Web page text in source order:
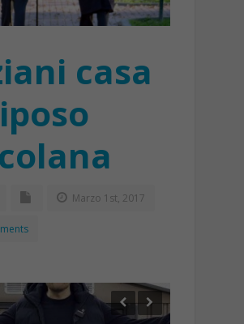
casa
Marzo 1st, 2017